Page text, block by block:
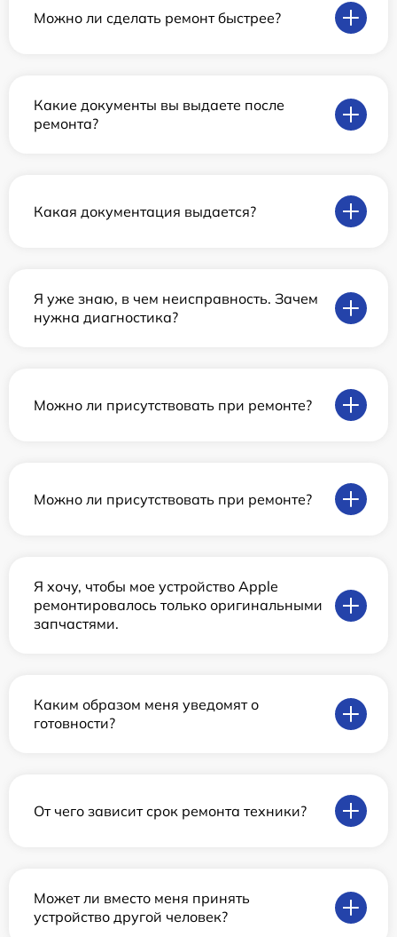
Можно ли сделать ремонт быстрее?
Какие документы вы выдаете после
ремонта?
Какая документация выдается?
Я уже знаю, в чем неисправность. Зачем
нужна диагностика?
Можно ли присутствовать при ремонте?
Можно ли присутствовать при ремонте?
Я хочу, чтобы мое устройство Apple
ремонтировалось только оригинальными
запчастями.
Каким образом меня уведомят о
готовности?
От чего зависит срок ремонта техники?
Может ли вместо меня принять
устройство другой человек?